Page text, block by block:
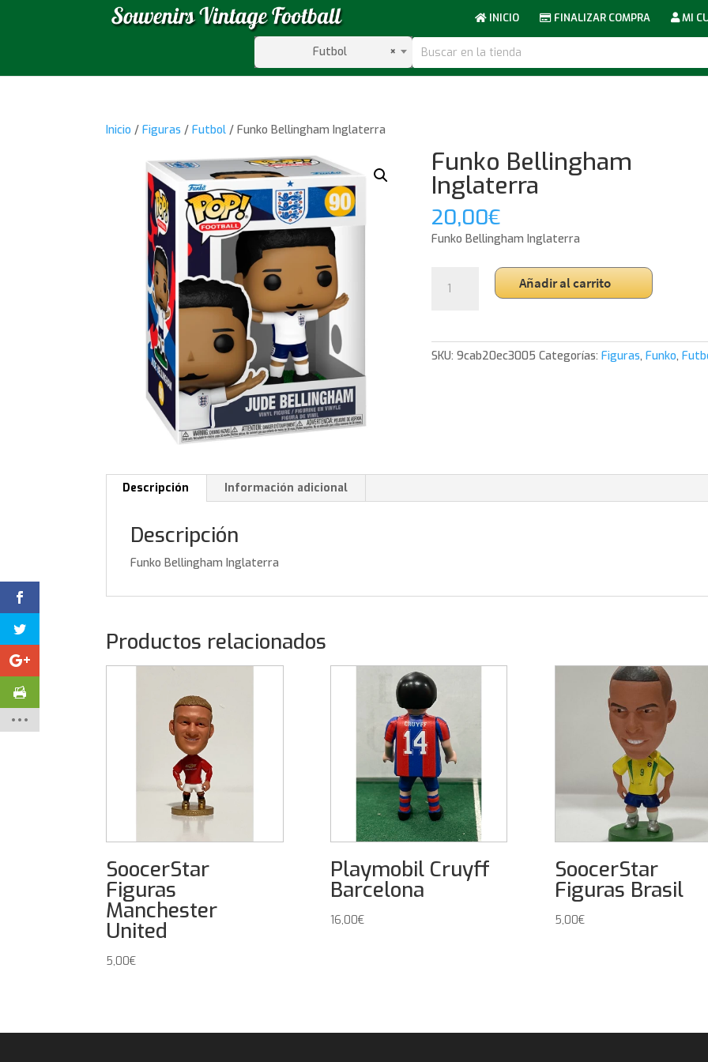
INICIO FINALIZAR COMPRA MI
×
Futbol
Inicio /Figuras /Futbol / Funko Bellingham Inglaterra
Funko Bellingham
Inglaterra
20,00€
Funko Bellingham Inglaterra
Bellingham
Añadir al carrito
SKU:9cab20ec3005 Categorías:Figuras,Funko,
Descripción Información adicional
Descripción
Funko Bellingham Inglaterra
Productos relacionados
SoocerStar
Figuras
Manchester
United
5,00€
Playmobil Cruyff
Barcelona
16,00€
SoocerStar
Figuras Brasil
5,00€